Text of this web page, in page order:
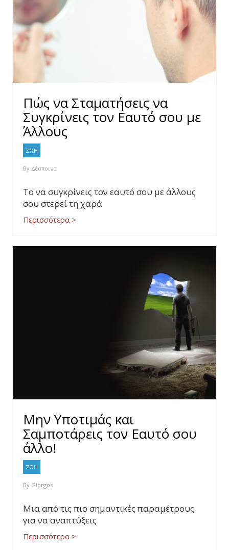
Πώς να Σταματήσεις να
Συγκρίνεις τον Εαυτό σου με
Άλλους
ΖΩΗ
By Δέσποινα
Το να συγκρίνεις τον εαυτό σου με άλλους
σου στερεί τη χαρά
Περισσότερα >
Μην Υποτιμάς και
Σαμποτάρεις τον Εαυτό σου
άλλο!
ΖΩΗ
By Giorgos
Μια από τις πιο σημαντικές παραμέτρους
για να αναπτύξεις
Περισσότερα >